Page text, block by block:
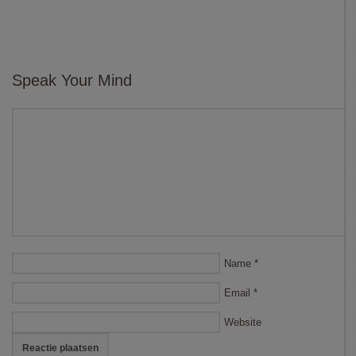
Speak Your Mind
Name *
Email *
Website